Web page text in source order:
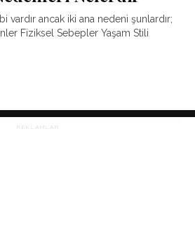
vardır ancak iki ana nedeni şunlardır;
Fiziksel Sebepler Yaşam Stili
REKLAMLAR